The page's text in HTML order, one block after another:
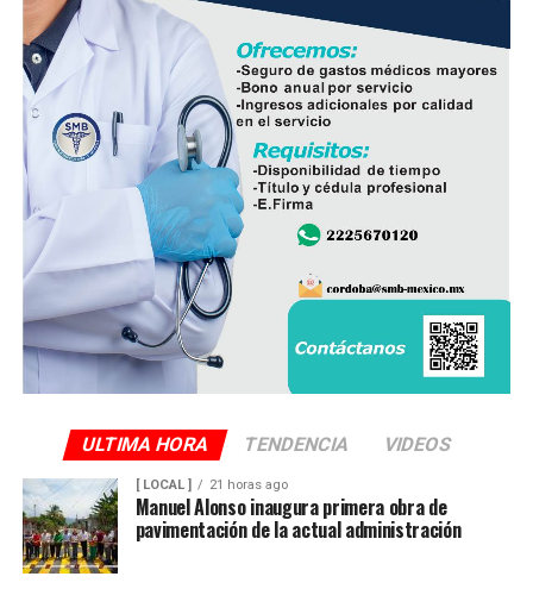
En el evento participaron integrantes del Cabildo,
personal de la Dirección de Obras Públicas,
Hidrosistema de Córdoba, áreas de Bienestar Social y
Participación Ciudadana, así como vecinos que integran
el Comité de Obra.
La administración municipal informó que este tipo de
proyectos forma parte del programa de mejoramiento
de infraestructura básica que se ejecuta durante el
presente ejercicio, con el objetivo de renovar redes de
servicios que han rebasado su vida útil y atender una de
las principales demandas de la población.
ULTIMA HORA TENDENCIA VIDEOS
[ LOCAL ] 21 horas ago
Manuel Alonso inaugura primera obra de
pavimentación de la actual administración